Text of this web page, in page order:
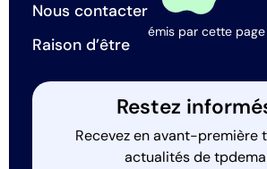
Nous contacter
Raison d’être
émis par cette page
Restez
Recevez en avant-première
actualités de